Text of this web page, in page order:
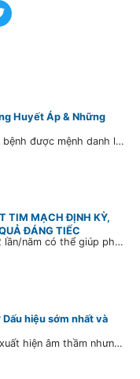
Huyết Áp & Những
Tăng Huyết Áp - Căn bệnh được mệnh danh là kẻ giết người thầm lặng SỐ 1. Dù bạn có đang bị tăng huyết áp hay không, hãy dành ít phút cập nhật kiến thức về căn bệnh này ngay để bảo vệ sức khỏe cho chính mình và những người thân yêu, bằng cách lắng nghe những chia sẻ của Bs. Trần Lê Vũ để hiểu rõ hơn về nguyên nhân, cách điều trị và phòng ngừa bệnh.
TIM MẠCH ĐỊNH KỲ,
ĐÁNG TIẾC
Tầm soát tim mạch 2 lần/năm có thể giúp phát hiện các nguy cơ bệnh lý tim mạch. Vậy khám tim mạch ở TPHCM nên đến địa chỉ nào tốt?
hiệu sớm nhất và
Tim mạch là bệnh lý xuất hiện âm thầm nhưng để lại nhiều hậu quả nghiêm trọng đối với tính mạng. Trong những năm trở lại đây, tỷ lệ tử vong do các bệnh tim mạch ngày một tăng ở các nước đang phát triển, trong đó có Việt Nam. Hiện nay, trung bình cứ 4 người lớn ở Việt Nam, có ít nhất 1 – 2 người đã mang nguy cơ mắc bệnh tim mạch. Vậy bệnh tim mạch là gì? Dấu hiệu sớm nhất và cách phòng ngừa như thế nào?